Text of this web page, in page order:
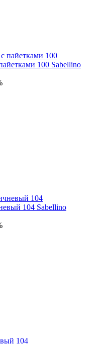
100 Sabellino
104 Sabellino